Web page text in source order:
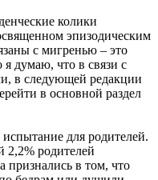
колики
эпизодическим
с мигренью – это
думаю, что в связи с
в следующей редакции
в основной раздел
испытание для родителей.
2,2% родителей
признались в том, что